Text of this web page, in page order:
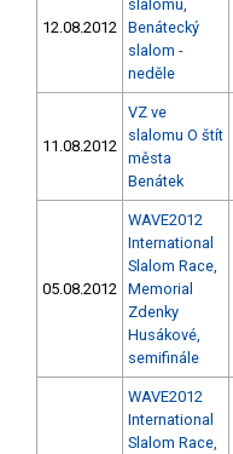
12.08.2012
slalomu,
Benátecký
slalom -
neděle
11.08.2012
VZ ve
slalomu O štít
města
Benátek
05.08.2012
WAVE2012
International
Slalom Race,
Memorial
Zdenky
Husákové,
semifinále
WAVE2012
International
Slalom Race,